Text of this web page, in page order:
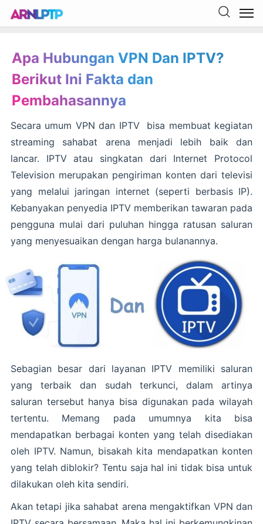
Apa Hubungan VPN Dan IPTV?
Berikut Ini Fakta dan
Pembahasannya
Secara umum VPN dan IPTV bisa membuat kegiatan
streaming sahabat arena menjadi lebih baik dan
lancar. IPTV atau singkatan dari Internet Protocol
Television merupakan pengiriman konten dari televisi
yang melalui jaringan internet (seperti berbasis IP).
Kebanyakan penyedia IPTV memberikan tawaran pada
pengguna mulai dari puluhan hingga ratusan saluran
yang menyesuaikan dengan harga bulanannya.
Sebagian besar dari layanan IPTV memiliki saluran
yang terbaik dan sudah terkunci, dalam artinya
saluran tersebut hanya bisa digunakan pada wilayah
tertentu. Memang pada umumnya kita bisa
mendapatkan berbagai konten yang telah disediakan
oleh IPTV. Namun, bisakah kita mendapatkan konten
yang telah diblokir? Tentu saja hal ini tidak bisa untuk
dilakukan oleh kita sendiri.
Akan tetapi jika sahabat arena mengaktifkan VPN dan